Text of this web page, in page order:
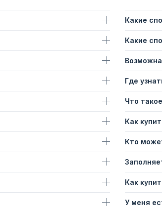
Какие
Какие
Где
Что
Как
Кто
Как
У меня